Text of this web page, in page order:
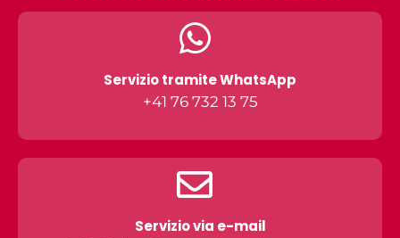
Servizio tramite WhatsApp
+41 76 732 13 75
Servizio via e-mail